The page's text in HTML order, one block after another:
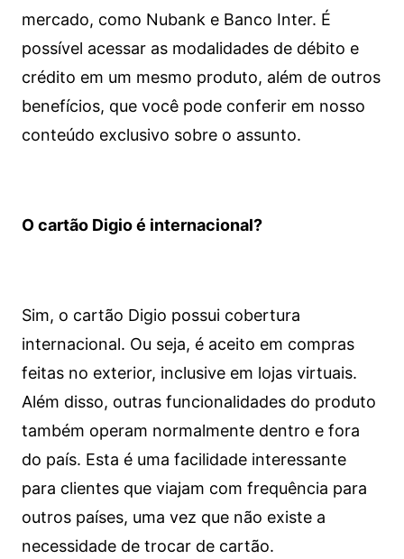
mercado, como Nubank e Banco Inter. É
possível acessar as modalidades de débito e
crédito em um mesmo produto, além de outros
benefícios, que você pode conferir em nosso
conteúdo exclusivo sobre o assunto.
O cartão Digio é internacional?
Sim, o cartão Digio possui cobertura
internacional. Ou seja, é aceito em compras
feitas no exterior, inclusive em lojas virtuais.
Além disso, outras funcionalidades do produto
também operam normalmente dentro e fora
do país. Esta é uma facilidade interessante
para clientes que viajam com frequência para
outros países, uma vez que não existe a
necessidade de trocar de cartão.